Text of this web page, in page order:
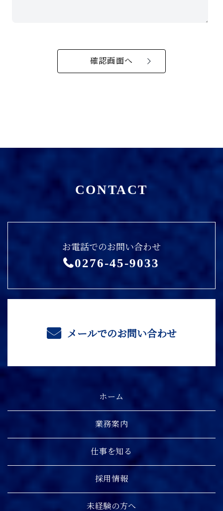
CONTACT
お電話でのお問い合わせ
0276-45-9033
メールでのお問い合わせ
ホーム
業務案内
仕事を知る
採用情報
未経験の方へ